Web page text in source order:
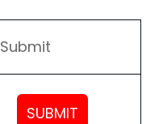
Submit
SUBMIT